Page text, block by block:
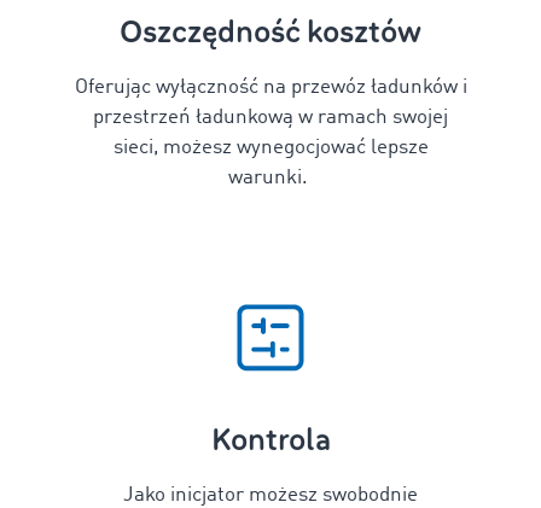
Oszczędność kosztów
Oferując wyłączność na przewóz ładunków i
przestrzeń ładunkową w ramach swojej
sieci, możesz wynegocjować lepsze
warunki.
Kontrola
Jako inicjator możesz swobodnie